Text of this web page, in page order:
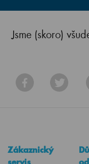
Jsme (skoro)
Zákaznický
servis